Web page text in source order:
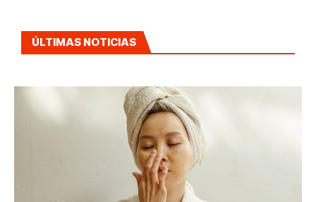
ÚLTIMAS NOTICIAS